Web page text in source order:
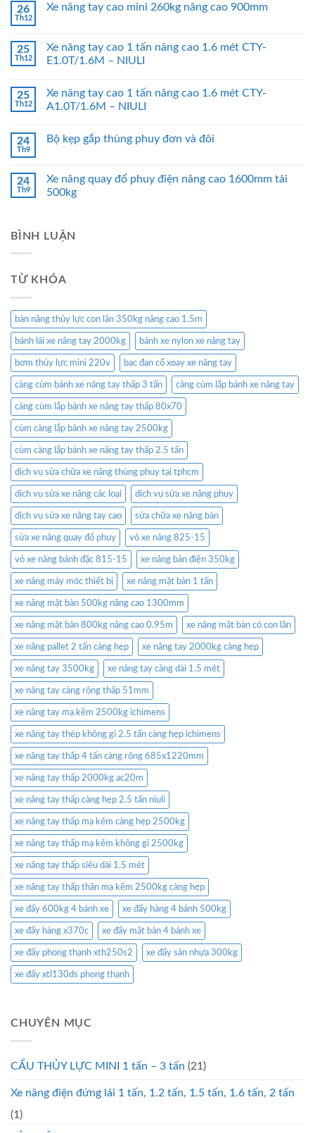
26
Th12
Xe nâng tay cao mini 260kg nâng cao 900mm
25
Th12
Xe nâng tay cao 1 tấn nâng cao 1.6 mét CTY-
E1.0T/1.6M – NIULI
25
Th12
Xe nâng tay cao 1 tấn nâng cao 1.6 mét CTY-
A1.0T/1.6M – NIULI
24
Th9
Bộ kẹp gắp thùng phuy đơn và đôi
24
Th9
Xe nâng quay đổ phuy điện nâng cao 1600mm tải
500kg
BÌNH LUẬN
TỪ KHÓA
bàn nâng thủy lực con lăn 350kg nâng cao 1.5m
bánh lái xe nâng tay 2000kg bánh xe nylon xe nâng tay
bơm thủy lực mini 220v bạc đạn cổ xoay xe nâng tay
càng cùm bánh xe nâng tay thấp 3 tấn càng cùm lắp bánh xe nâng tay
càng cùm lắp bánh xe nâng tay thấp 80x70
cùm càng lắp bánh xe nâng tay 2500kg
cùm càng lắp bánh xe nâng tay thấp 2.5 tấn
dịch vụ sửa chữa xe nâng thùng phuy tại tphcm
dịch vụ sửa xe nâng các loại dịch vụ sửa xe nâng phuy
dịch vụ sửa xe nâng tay cao sửa chữa xe nâng bàn
sửa xe nâng quay đổ phuy vỏ xe nâng 825-15
vỏ xe nâng bánh đặc 815-15 xe nâng bàn điện 350kg
xe nâng máy móc thiết bị xe nâng mặt bàn 1 tấn
xe nâng mặt bàn 500kg nâng cao 1300mm
xe nâng mặt bàn 800kg nâng cao 0.95m xe nâng mặt bàn có con lăn
xe nâng pallet 2 tấn càng hẹp xe nâng tay 2000kg càng hẹp
xe nâng tay 3500kg xe nâng tay càng dài 1.5 mét
xe nâng tay càng rộng thấp 51mm
xe nâng tay mạ kẽm 2500kg ichimens
xe nâng tay thép không gỉ 2.5 tấn càng hẹp ichimens
xe nâng tay thấp 4 tấn càng rộng 685x1220mm
xe nâng tay thấp 2000kg ac20m
xe nâng tay thấp càng hẹp 2.5 tấn niuli
xe nâng tay thấp mạ kẽm càng hẹp 2500kg
xe nâng tay thấp mạ kẽm không gỉ 2500kg
xe nâng tay thấp siêu dài 1.5 mét
xe nâng tay thấp thân mạ kẽm 2500kg càng hẹp
xe đẩy 600kg 4 bánh xe xe đẩy hàng 4 bánh 500kg
xe đẩy hàng x370c xe đẩy mặt bàn 4 bánh xe
xe đẩy phong thạnh xth250s2 xe đẩy sàn nhựa 300kg
xe đẩy xtl130ds phong thạnh
CHUYÊN MỤC
CẨU THỦY LỰC MINI 1 tấn – 3 tấn (21)
Xe nâng điện đứng lái 1 tấn, 1.2 tấn, 1.5 tấn, 1.6 tấn, 2 tấn
(1)